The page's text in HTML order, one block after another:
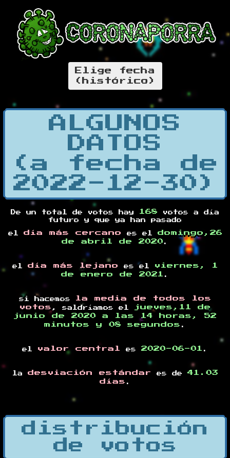
Elige fecha
(histórico)
ALGUNOS
DATOS
(a fecha de
2022-12-30)
De un total de votos hay 168 votos a día
futuro y que ya han pasado
el día más cercano es el domingo,26
de abril de 2020 .
el día más lejano es el
viernes, 1
de enero de 2021 .
si hacemos
la media de todos los
votos , saldríamos el
jueves,11 de
junio de 2020 a las 14 horas, 52
minutos y 08 segundos .
el valor central es 2020-06-01 .
la desviación estándar es de 41.03
días .
distribución
de votos